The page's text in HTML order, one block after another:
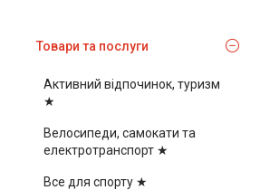
Товари та послуги
Активний відпочинок, туризм
★
Велосипеди, самокати та
електротранспорт ★
Все для спорту ★